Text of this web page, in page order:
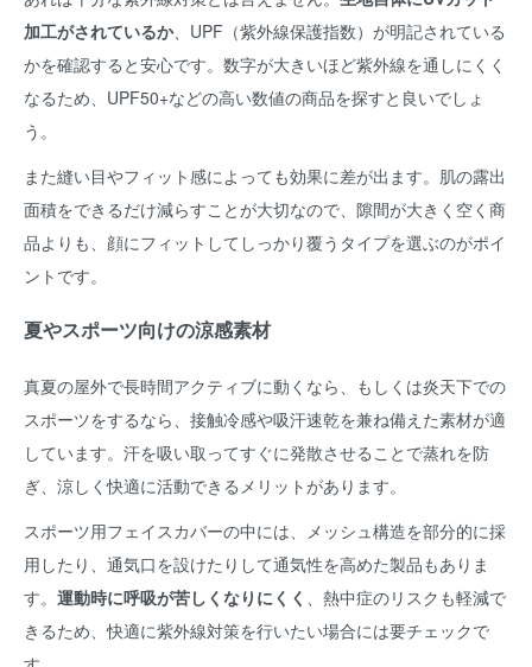
加工がされているか、UPF（紫外線保護指数）が明記されている
かを確認すると安心です。数字が大きいほど紫外線を通しにくく
なるため、UPF50+などの高い数値の商品を探すと良いでしょ
う。
また縫い目やフィット感によっても効果に差が出ます。肌の露出
面積をできるだけ減らすことが大切なので、隙間が大きく空く商
品よりも、顔にフィットしてしっかり覆うタイプを選ぶのがポイ
ントです。
夏やスポーツ向けの涼感素材
真夏の屋外で長時間アクティブに動くなら、もしくは炎天下での
スポーツをするなら、接触冷感や吸汗速乾を兼ね備えた素材が適
しています。汗を吸い取ってすぐに発散させることで蒸れを防
ぎ、涼しく快適に活動できるメリットがあります。
スポーツ用フェイスカバーの中には、メッシュ構造を部分的に採
用したり、通気口を設けたりして通気性を高めた製品もありま
す。 運動時に呼吸が苦しくなりにくく
、熱中症のリスクも軽減で
きるため、快適に紫外線対策を行いたい場合には要チェックで